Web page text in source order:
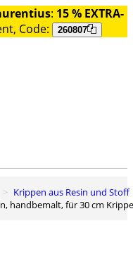
: 15 % EXTRA-
Code: 260807
Krippen aus Resin und Stoff
handbemalt, für 30 cm Krippe